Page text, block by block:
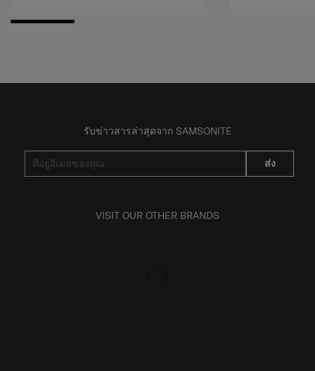
รับข่าวสารล่าสุดจาก SAMSONITE
ส่ง
VISIT OUR OTHER BRANDS